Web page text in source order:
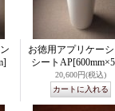
お徳用アプリケー
シートAP
20,600円(税込)